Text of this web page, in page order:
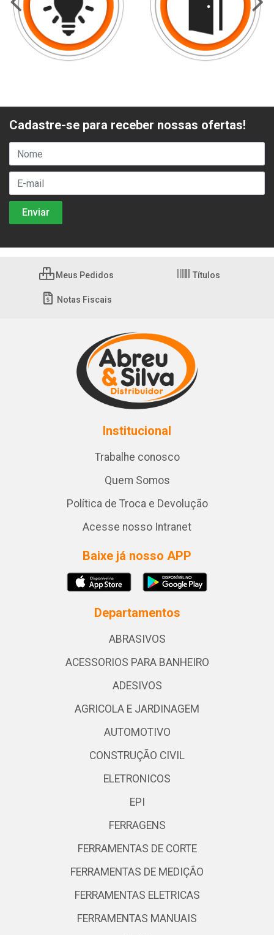
Cadastre-se para receber nossas ofertas!
Meus Pedidos Títulos
Notas Fiscais
Institucional
Trabalhe conosco
Quem Somos
Política de Troca e Devolução
Acesse nosso Intranet
Baixe já nosso APP
Departamentos
ABRASIVOS
ACESSORIOS PARA BANHEIRO
ADESIVOS
AGRICOLA E JARDINAGEM
AUTOMOTIVO
CONSTRUÇÃO CIVIL
ELETRONICOS
EPI
FERRAGENS
FERRAMENTAS DE CORTE
FERRAMENTAS DE MEDIÇÃO
FERRAMENTAS ELETRICAS
FERRAMENTAS MANUAIS